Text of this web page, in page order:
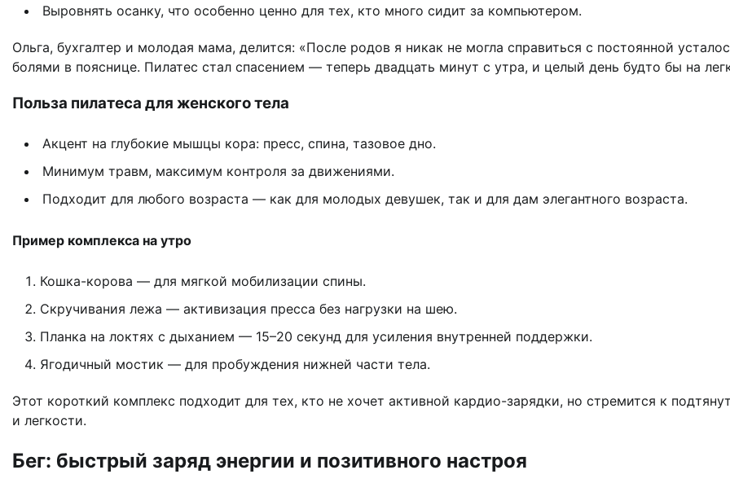
Выровнять осанку, что особенно ценно для тех, кто много сидит за компьютером.
Ольга, бухгалтер и молодая мама, делится: «После родов я никак не могла справиться с постоянной
болями в пояснице. Пилатес стал спасением — теперь двадцать минут с утра, и целый день будто бы на
Польза пилатеса для женского тела
Акцент на глубокие мышцы кора: пресс, спина, тазовое дно.
Минимум травм, максимум контроля за движениями.
Подходит для любого возраста — как для молодых девушек, так и для дам элегантного возраста.
Пример комплекса на утро
Кошка-корова — для мягкой мобилизации спины.
Скручивания лежа — активизация пресса без нагрузки на шею.
Планка на локтях с дыханием — 15–20 секунд для усиления внутренней поддержки.
Ягодичный мостик — для пробуждения нижней части тела.
Этот короткий комплекс подходит для тех, кто не хочет активной кардио-зарядки, но стремится к
и легкости.
Бег: быстрый заряд энергии и позитивного настроя